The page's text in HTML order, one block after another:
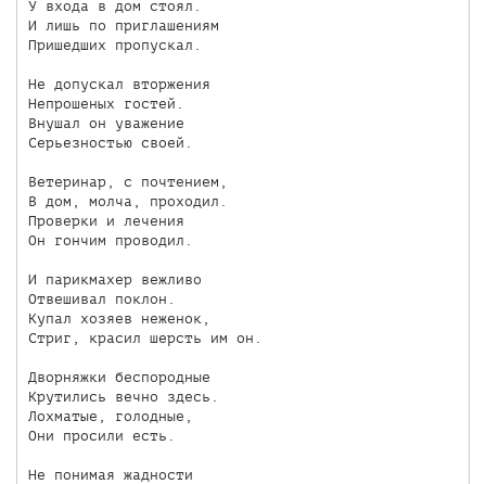
У входа в дом стоял.
И лишь по приглашениям
Пришедших пропускал.
Не допускал вторжения
Непрошеных гостей.
Внушал он уважение
Серьезностью своей.
Ветеринар, с почтением,
В дом, молча, проходил.
Проверки и лечения
Он гончим проводил.
И парикмахер вежливо
Отвешивал поклон.
Купал хозяев неженок,
Стриг, красил шерсть им он.
Дворняжки беспородные
Крутились вечно здесь.
Лохматые, голодные,
Они просили есть.
Не понимая жадности